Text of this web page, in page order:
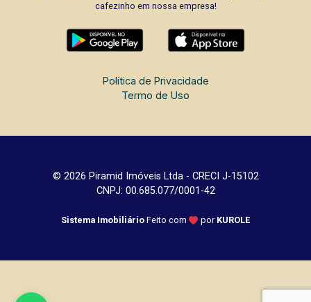
cafezinho em nossa empresa!
Política de Privacidade
Termo de Uso
© 2026 Piramid Imóveis Ltda - CRECI J-15102
CNPJ: 00.685.077/0001-42
Sistema Imobiliário Feito com por KUROLE